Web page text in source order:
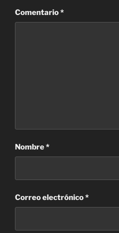
Comentario*
Nombre*
Correo electrónico*